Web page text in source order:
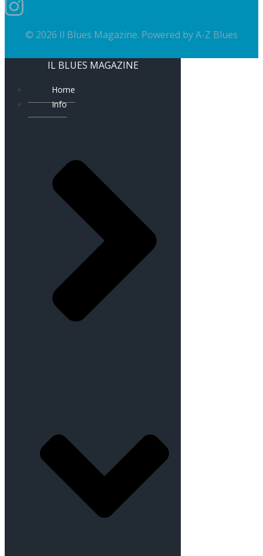
© 2026 Il Blues Magazine. Powered byA-Z Blues
IL BLUES MAGAZINE
Home
Info